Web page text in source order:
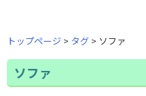
トップページ タグ ソファ
ソファ